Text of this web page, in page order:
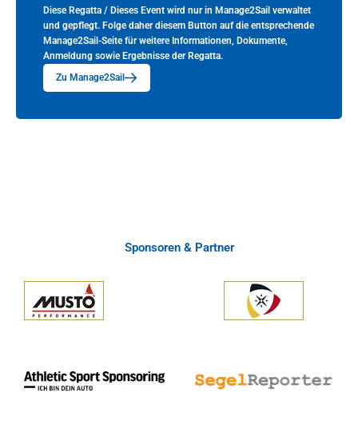
Diese Regatta / Dieses Event wird nur in Manage2Sail verwaltet
und gepflegt. Folge daher diesem Button auf die entsprechende
Manage2Sail-Seite für weitere Informationen, Dokumente,
Anmeldung sowie Ergebnisse der Regatta.
Zu Manage2Sail
Sponsoren & Partner